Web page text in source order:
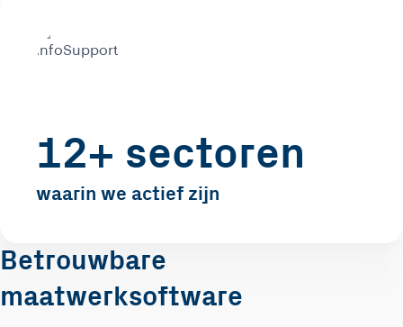
12+ sectoren
waarin we actief zijn
Betrouwbare
maatwerksoftware